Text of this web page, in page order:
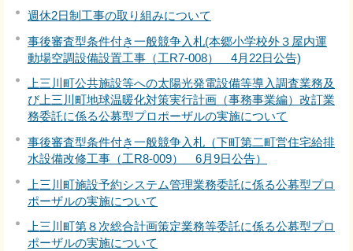
週休2日制工事の取り組みについて
事後審査型条件付き一般競争入札(本郷小学校外３屋内運
動場空調設備設置工事（工R7-008） 4月22日公告)
上三川町公共施設等への太陽光発電設備等導入調査業務及
び上三川町地球温暖化対策実行計画（事務事業編）改訂業
務委託に係る公募型プロポーザルの実施について
事後審査型条件付き一般競争入札（下町第二町営住宅給排
水設備改修工事（工R8-009） 6月9日公告）
上三川町施設予約システム管理業務委託に係る公募型プロ
ポーザルの実施について
上三川町第８次総合計画策定業務等委託に係る公募型プロ
ポーザルの実施について